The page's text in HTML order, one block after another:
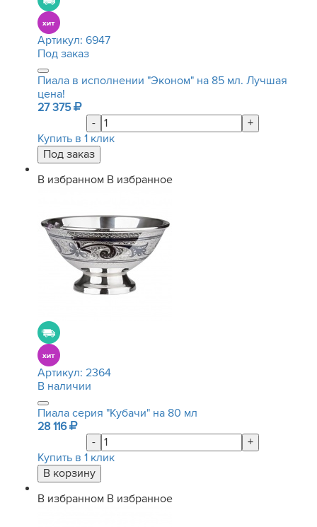
Артикул: 6947
Под заказ
Пиала в исполнении "Эконом" на 85 мл. Лучшая
цена!
27 375
-
+
Купить в 1 клик
В избранном В избранное
Артикул: 2364
В наличии
Пиала серия "Кубачи" на 80 мл
28 116
-
+
Купить в 1 клик
В избранном В избранное